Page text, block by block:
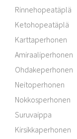
Rinnehopeatäplä
Ketohopeatäplä
Karttaperhonen
Amiraaliperhonen
Ohdakeperhonen
Neitoperhonen
Nokkosperhonen
Suruvaippa
Kirsikkaperhonen